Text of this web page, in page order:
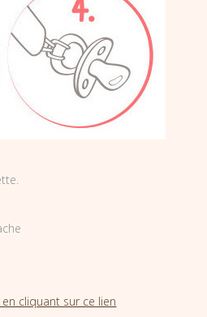
cliquant sur ce lien